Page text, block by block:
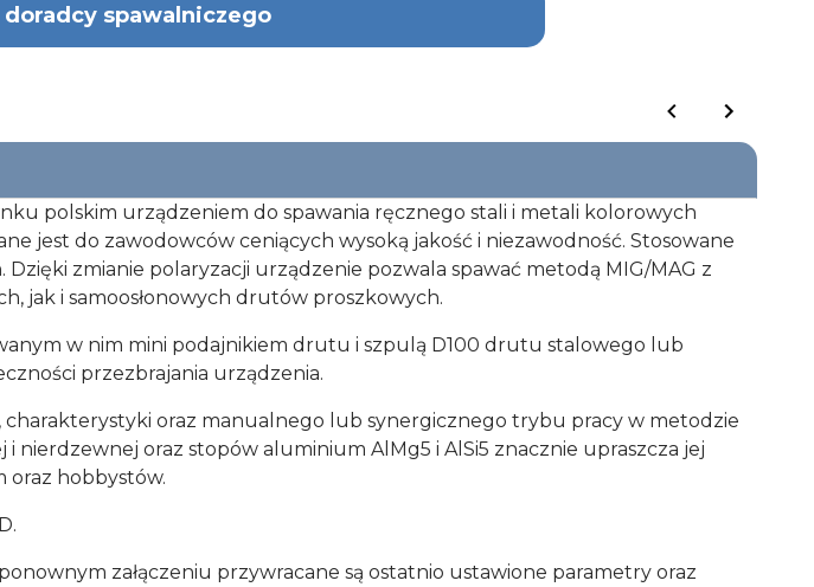
spawalniczego
polskim urządzeniem do spawania ręcznego stali i metali kolorowych
jest do zawodowców ceniących wysoką jakość i niezawodność. Stosowane
zmianie polaryzacji urządzenie pozwala spawać metodą MIG/MAG z
jak i samoosłonowych drutów proszkowych.
w nim mini podajnikiem drutu i szpulą D100 drutu stalowego lub
przezbrajania urządzenia.
oraz manualnego lub synergicznego trybu pracy w metodzie
nierdzewnej oraz stopów aluminium AlMg5 i AlSi5 znacznie upraszcza jej
oraz hobbystów.
załączeniu przywracane są ostatnio ustawione parametry oraz